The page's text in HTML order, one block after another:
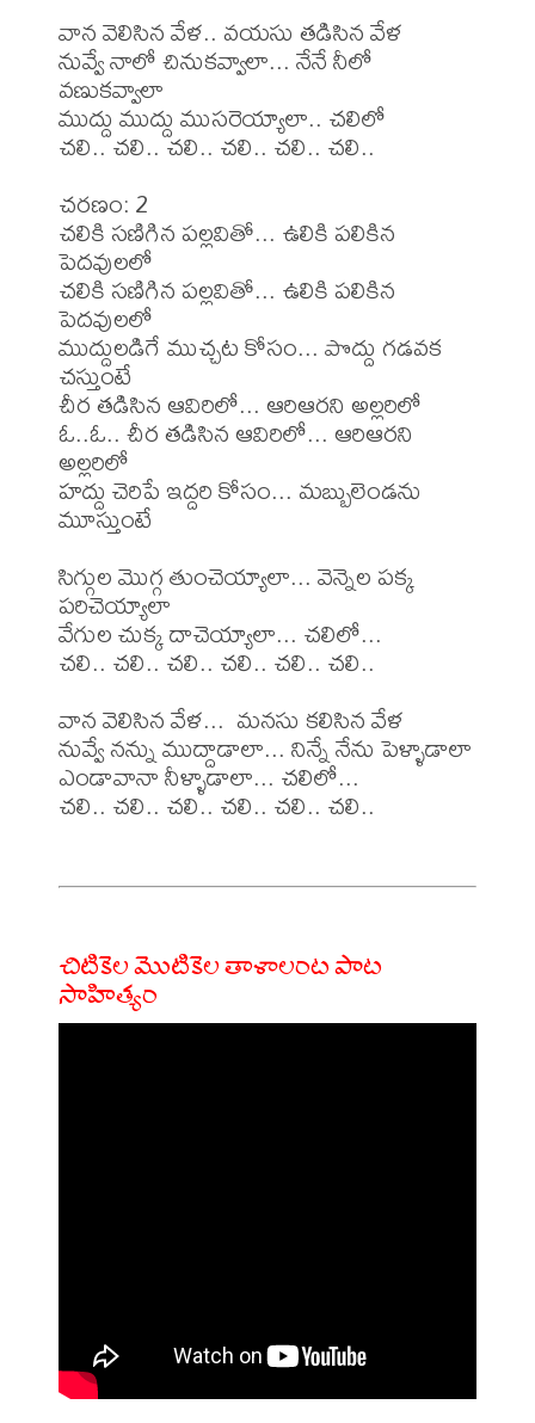
వాన వెలిసిన వేళ.. వయసు తడిసిన వేళ
నువ్వే నాలో చినుకవ్వాలా... నేనే నీలో
వణుకవ్వాలా
ముద్దు ముద్దు ముసరెయ్యాలా.. చలిలో
చలి.. చలి.. చలి.. చలి.. చలి.. చలి..
చరణం: 2
చలికి సణిగిన పల్లవితో... ఉలికి పలికిన
పెదవులలో
చలికి సణిగిన పల్లవితో... ఉలికి పలికిన
పెదవులలో
ముద్దులడిగే ముచ్చట కోసం... పొద్దు గడవక
చస్తుంటే
చీర తడిసిన ఆవిరిలో... ఆరిఆరని అల్లరిలో
ఓ..ఓ.. చీర తడిసిన ఆవిరిలో... ఆరిఆరని
అల్లరిలో
హద్దు చెరిపే ఇద్దరి కోసం... మబ్బులెండను
మూస్తుంటే
సిగ్గుల మొగ్గ తుంచెయ్యాలా... వెన్నెల పక్క
పరిచెయ్యాలా
వేగుల చుక్క దాచెయ్యాలా... చలిలో...
చలి.. చలి.. చలి.. చలి.. చలి.. చలి..
వాన వెలిసిన వేళ...  మనసు కలిసిన వేళ
నువ్వే నన్ను ముద్దాడాలా... నిన్నే నేను పెళ్ళాడాలా
ఎండావానా నీళ్ళాడాలా... చలిలో...
చలి.. చలి.. చలి.. చలి.. చలి.. చలి..
చిటికెల మొటికెల తాళాలంట పాట
సాహిత్యం